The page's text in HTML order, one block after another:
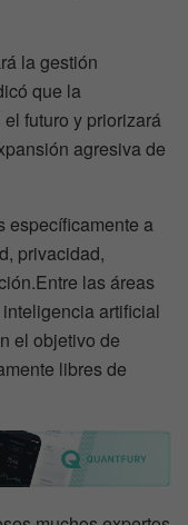
la gestión
que la
futuro y priorizará
agresiva de
específicamente a
privacidad,
las áreas
artificial
el objetivo de
libres de